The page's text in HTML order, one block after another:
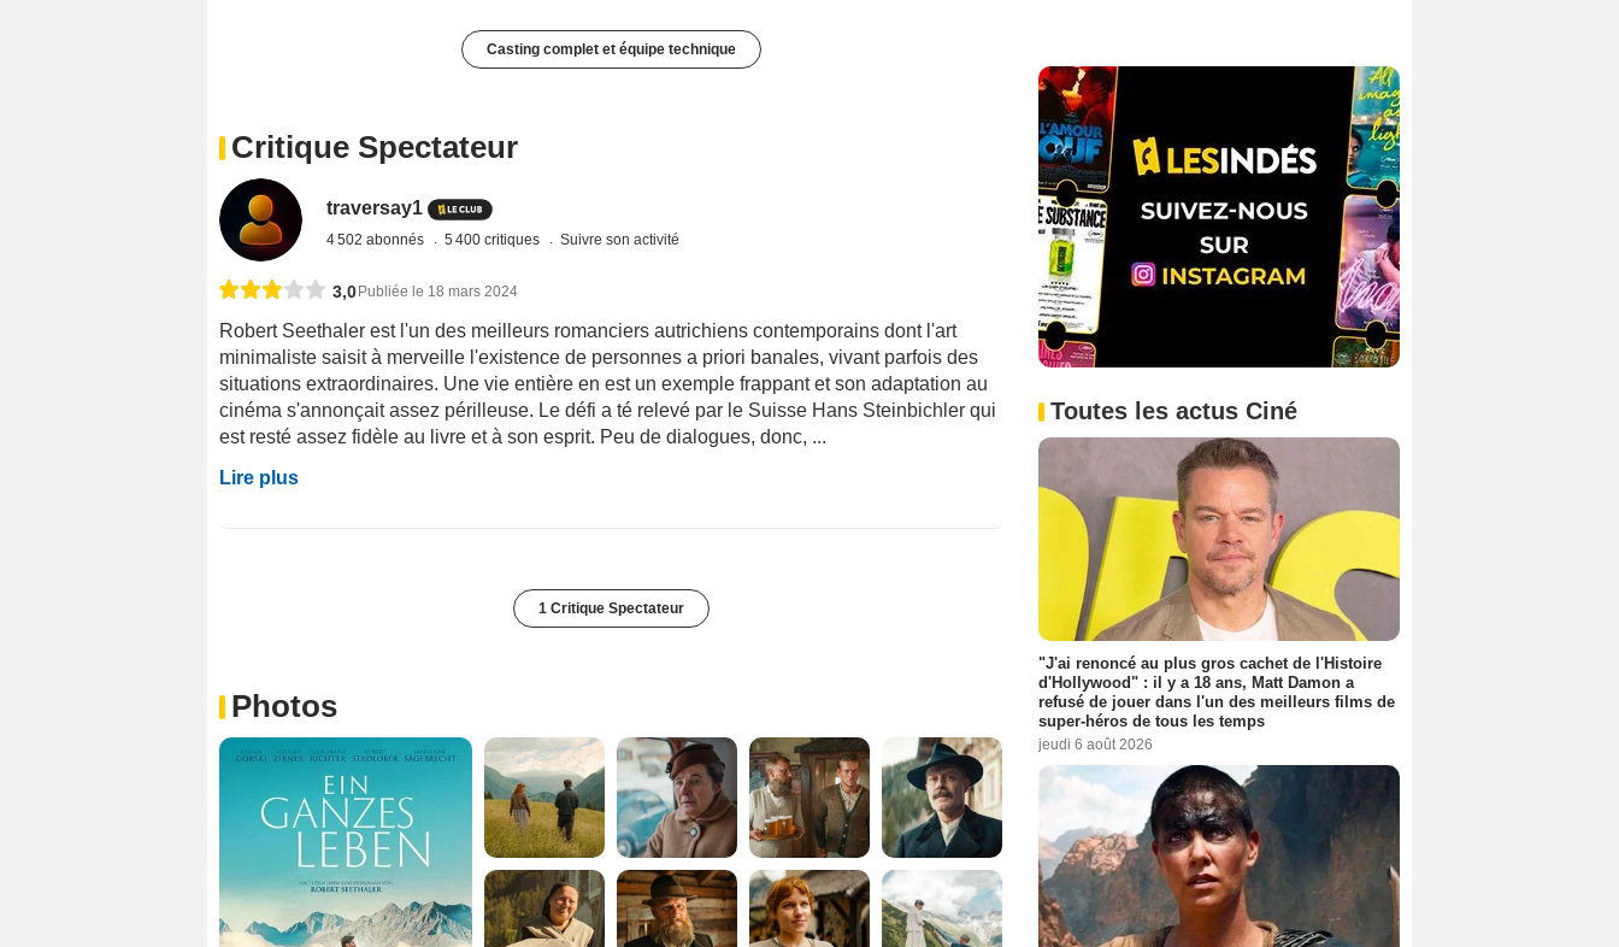
Casting complet et équipe technique
Critique Spectateur
traversay1
4 502 abonnés 5 400 critiques Suivre son activité
3,0Publiée le 18 mars 2024
Robert Seethaler est l'un des meilleurs romanciers autrichiens contemporains dont l'art
minimaliste saisit à merveille l'existence de personnes a priori banales, vivant parfois des
situations extraordinaires. Une vie entière en est un exemple frappant et son adaptation au
cinéma s'annonçait assez périlleuse. Le défi a té relevé par le Suisse Hans Steinbichler qui
est resté assez fidèle au livre et à son esprit. Peu de dialogues, donc, ...
Lire plus
1 Critique Spectateur
Photos
Toutes les actus Ciné
"J'ai renoncé au plus gros cachet de l'Histoire
d'Hollywood" : il y a 18 ans, Matt Damon a
refusé de jouer dans l'un des meilleurs films de
super-héros de tous les temps
jeudi 6 août 2026